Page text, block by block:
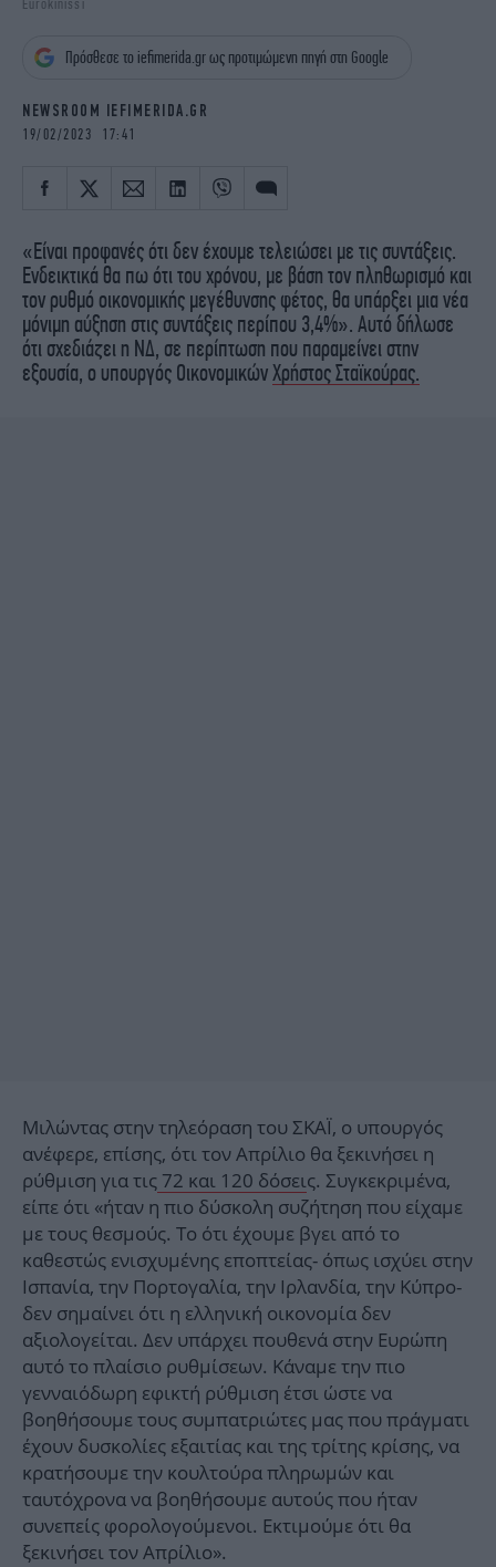
iBOOKS
OSCARS
NEWSLETTER
Eurokinissi
Πρόσθεσε το iefimerida.gr ως προτιμώμενη πηγή στη Google
NEWSROOM IEFIMERIDA.GR
19/02/2023 17:41
«Είναι προφανές ότι δεν έχουμε τελειώσει με τις συντάξεις.
Ενδεικτικά θα πω ότι του χρόνου, με βάση τον πληθωρισμό και
τον ρυθμό οικονομικής μεγέθυνσης φέτος, θα υπάρξει μια νέα
μόνιμη αύξηση στις συντάξεις περίπου 3,4%». Αυτό δήλωσε
ότι σχεδιάζει η ΝΔ, σε περίπτωση που παραμείνει στην
εξουσία, ο υπουργός ΟικονομικώνΧρήστος Σταϊκούρας.
Μιλώντας στην τηλεόραση του ΣΚΑΪ, ο υπουργός
ανέφερε, επίσης, ότι τον Απρίλιο θα ξεκινήσει η
ρύθμιση για τις 72 και 120 δόσεις. Συγκεκριμένα,
είπε ότι «ήταν η πιο δύσκολη συζήτηση που είχαμε
με τους θεσμούς. Το ότι έχουμε βγει από το
καθεστώς ενισχυμένης εποπτείας- όπως ισχύει στην
Ισπανία, την Πορτογαλία, την Ιρλανδία, την Κύπρο-
δεν σημαίνει ότι η ελληνική οικονομία δεν
αξιολογείται. Δεν υπάρχει πουθενά στην Ευρώπη
αυτό το πλαίσιο ρυθμίσεων. Κάναμε την πιο
γενναιόδωρη εφικτή ρύθμιση έτσι ώστε να
βοηθήσουμε τους συμπατριώτες μας που πράγματι
έχουν δυσκολίες εξαιτίας και της τρίτης κρίσης, να
κρατήσουμε την κουλτούρα πληρωμών και
ταυτόχρονα να βοηθήσουμε αυτούς που ήταν
συνεπείς φορολογούμενοι. Εκτιμούμε ότι θα
ξεκινήσει τον Απρίλιο».